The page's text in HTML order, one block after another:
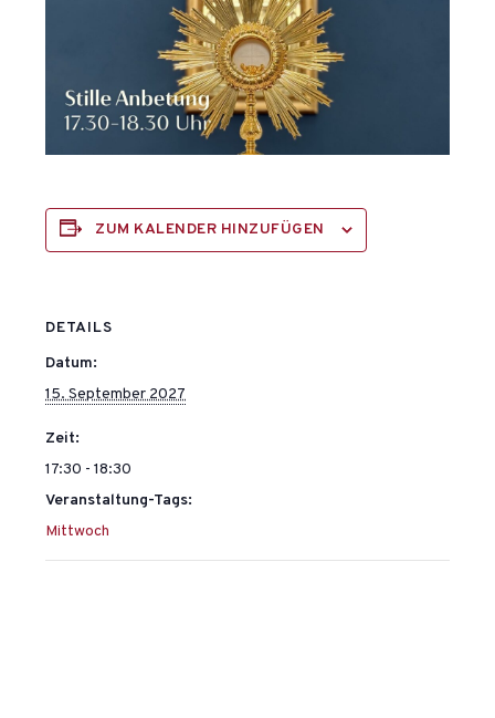
ZUM KALENDER HINZUFÜGEN
DETAILS
Datum:
15. September 2027
Zeit:
17:30 - 18:30
Veranstaltung-Tags:
Mittwoch